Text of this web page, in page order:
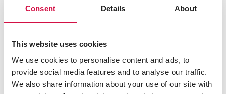
Consent Details About
This website uses cookies
We use cookies to personalise content and ads, to
provide social media features and to analyse our traffic.
We also share information about your use of our site with